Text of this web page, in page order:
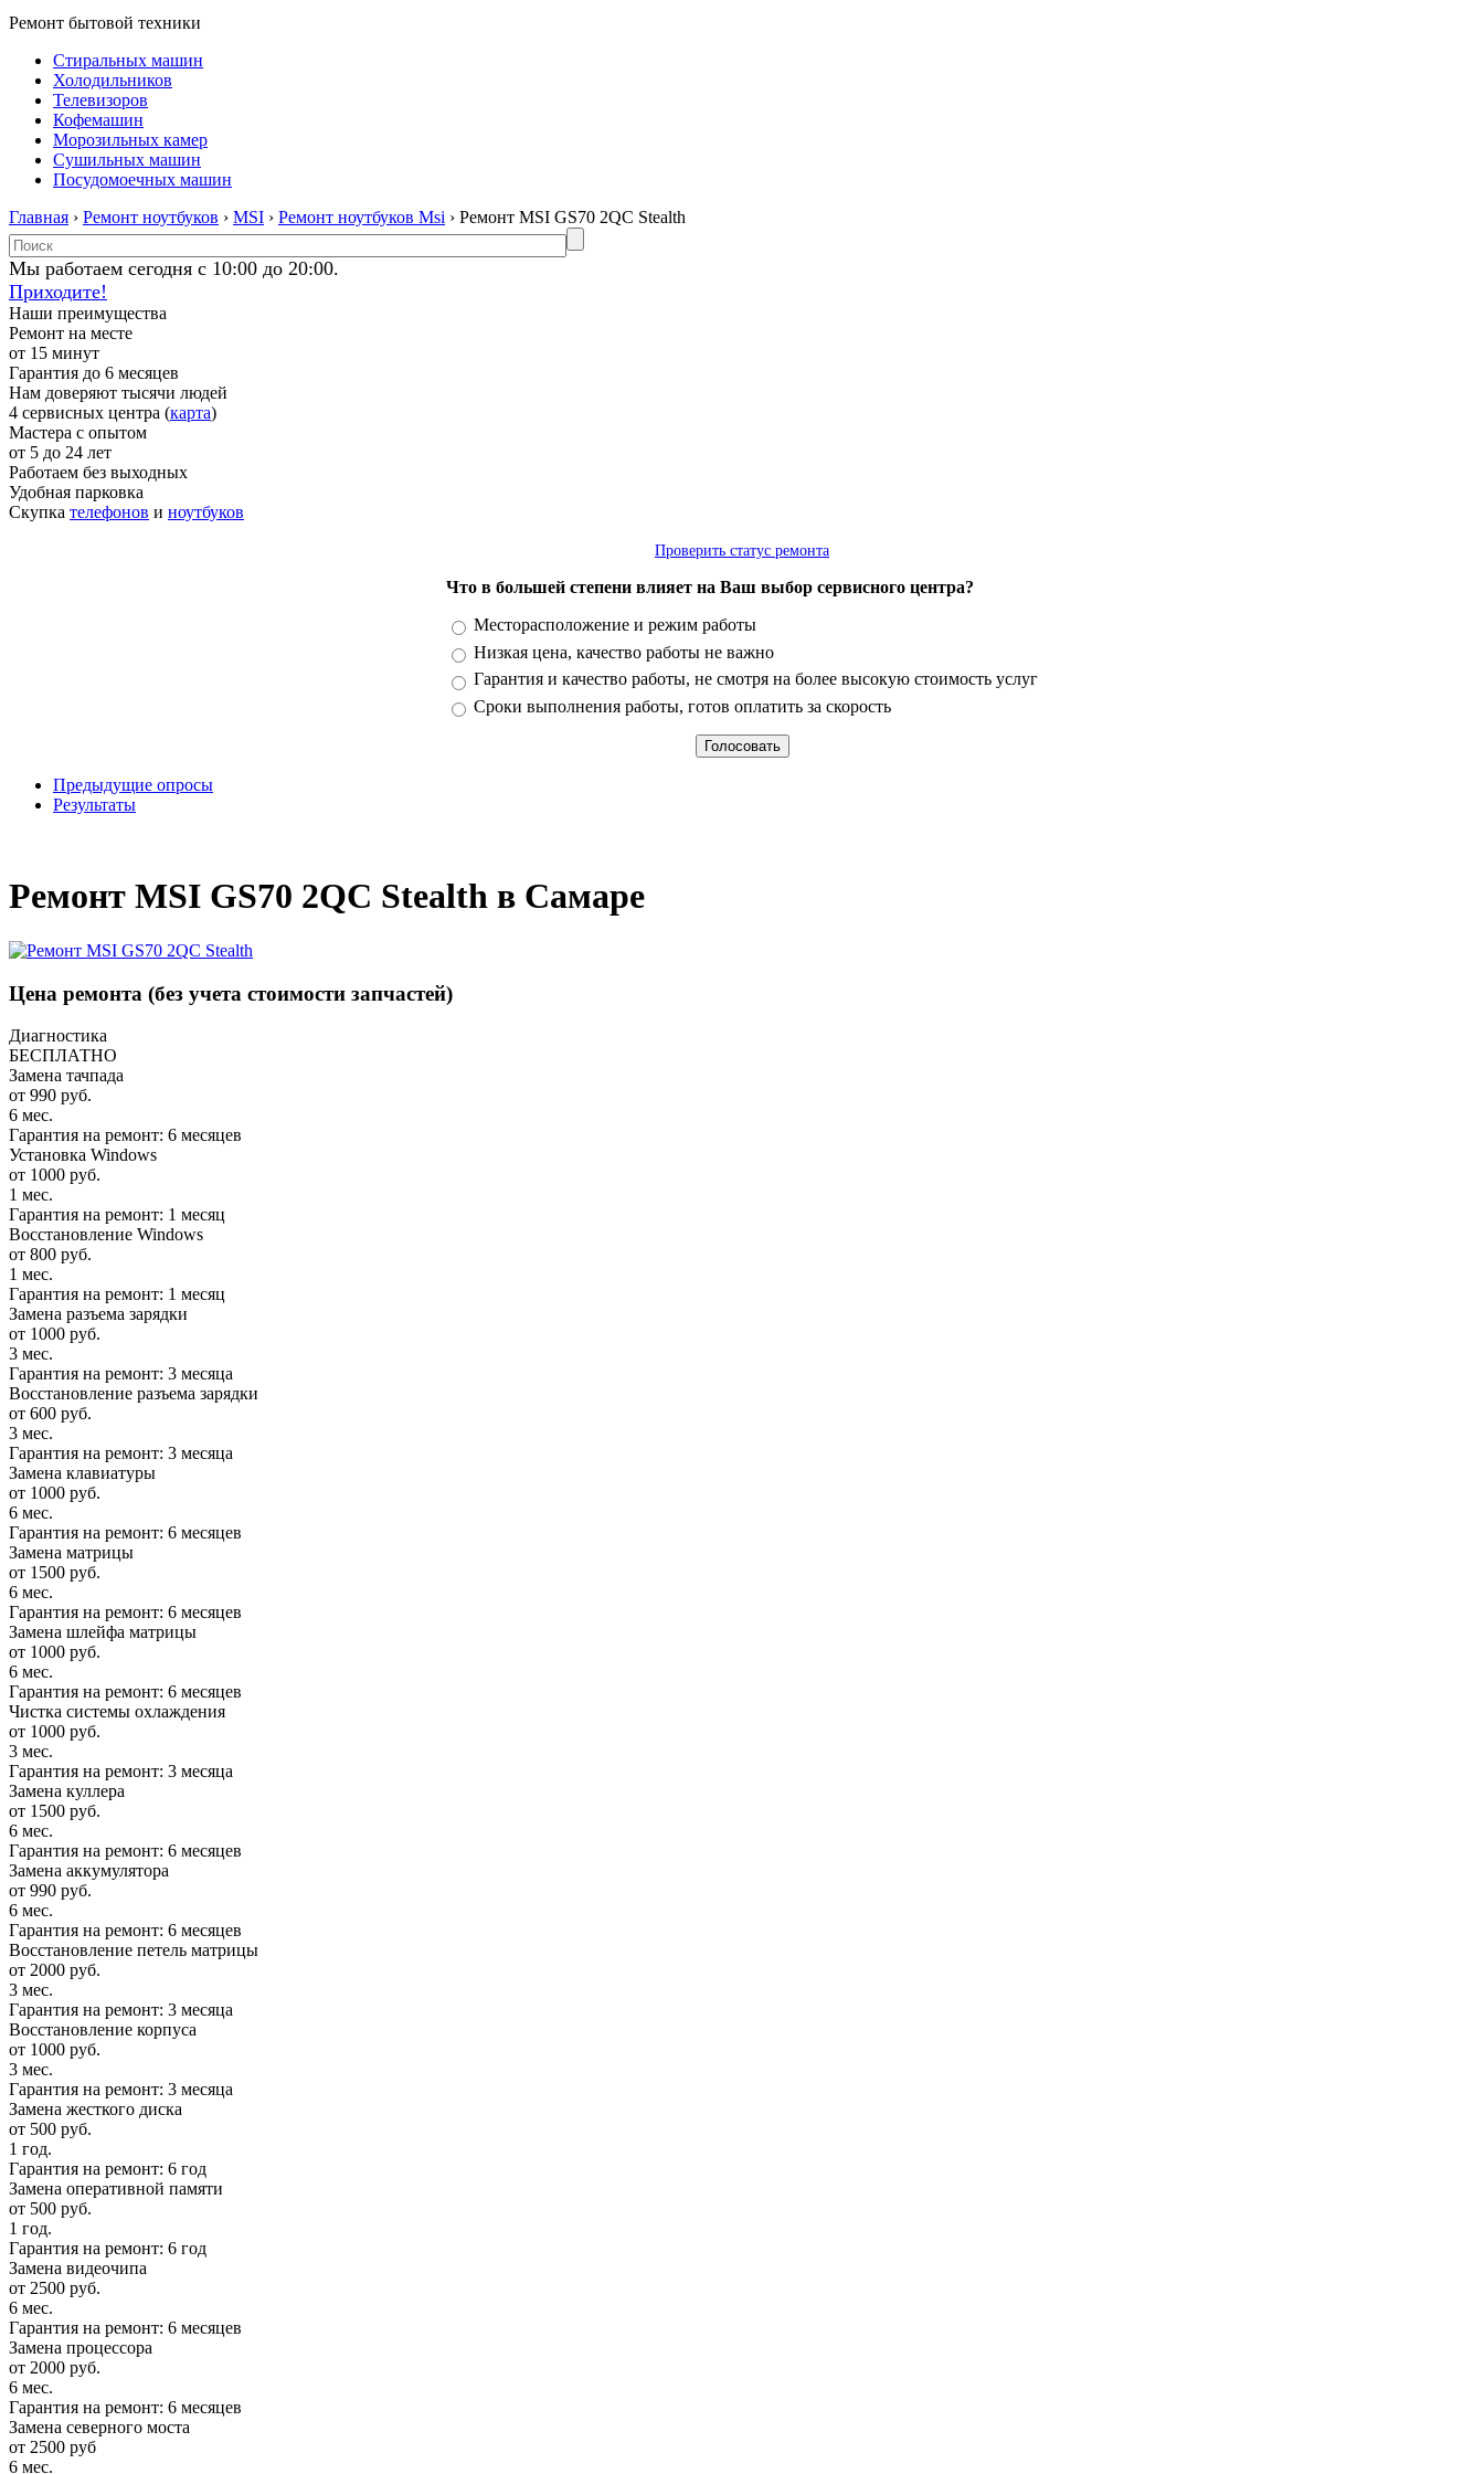
Ремонт бытовой техники
Стиральных машин
Холодильников
Телевизоров
Кофемашин
Морозильных камер
Сушильных машин
Посудомоечных машин
Главная › Ремонт ноутбуков › MSI › Ремонт ноутбуков Msi › Ремонт MSI GS70 2QC Stealth
Мы работаем сегодня с 10:00 до 20:00.
Приходите!
Наши преимущества
Ремонт на месте
от 15 минут
Гарантия до 6 месяцев
Нам доверяют тысячи людей
4 сервисных центра (карта)
Мастера с опытом
от 5 до 24 лет
Работаем без выходных
Удобная парковка
Скупка телефонов и ноутбуков
Проверить статус ремонта
Что в большей степени влияет на Ваш выбор сервисного центра?
Варианты
Месторасположение и режим работы
Низкая цена, качество работы не важно
Гарантия и качество работы, не смотря на более высокую стоимость услуг
Сроки выполнения работы, готов оплатить за скорость
Предыдущие опросы
Результаты
Ремонт MSI GS70 2QC Stealth в Самаре
Цена ремонта (без учета стоимости запчастей)
Диагностика
БЕСПЛАТНО
Замена тачпада
от 990 руб.
6 мес.
Гарантия на ремонт: 6 месяцев
Установка Windows
от 1000 руб.
1 мес.
Гарантия на ремонт: 1 месяц
Восстановление Windows
от 800 руб.
1 мес.
Гарантия на ремонт: 1 месяц
Замена разъема зарядки
от 1000 руб.
3 мес.
Гарантия на ремонт: 3 месяца
Восстановление разъема зарядки
от 600 руб.
3 мес.
Гарантия на ремонт: 3 месяца
Замена клавиатуры
от 1000 руб.
6 мес.
Гарантия на ремонт: 6 месяцев
Замена матрицы
от 1500 руб.
6 мес.
Гарантия на ремонт: 6 месяцев
Замена шлейфа матрицы
от 1000 руб.
6 мес.
Гарантия на ремонт: 6 месяцев
Чистка системы охлаждения
от 1000 руб.
3 мес.
Гарантия на ремонт: 3 месяца
Замена куллера
от 1500 руб.
6 мес.
Гарантия на ремонт: 6 месяцев
Замена аккумулятора
от 990 руб.
6 мес.
Гарантия на ремонт: 6 месяцев
Восстановление петель матрицы
от 2000 руб.
3 мес.
Гарантия на ремонт: 3 месяца
Восстановление корпуса
от 1000 руб.
3 мес.
Гарантия на ремонт: 3 месяца
Замена жесткого диска
от 500 руб.
1 год.
Гарантия на ремонт: 6 год
Замена оперативной памяти
от 500 руб.
1 год.
Гарантия на ремонт: 6 год
Замена видеочипа
от 2500 руб.
6 мес.
Гарантия на ремонт: 6 месяцев
Замена процессора
от 2000 руб.
6 мес.
Гарантия на ремонт: 6 месяцев
Замена северного моста
от 2500 руб
6 мес.